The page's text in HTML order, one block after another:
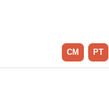
CM PT